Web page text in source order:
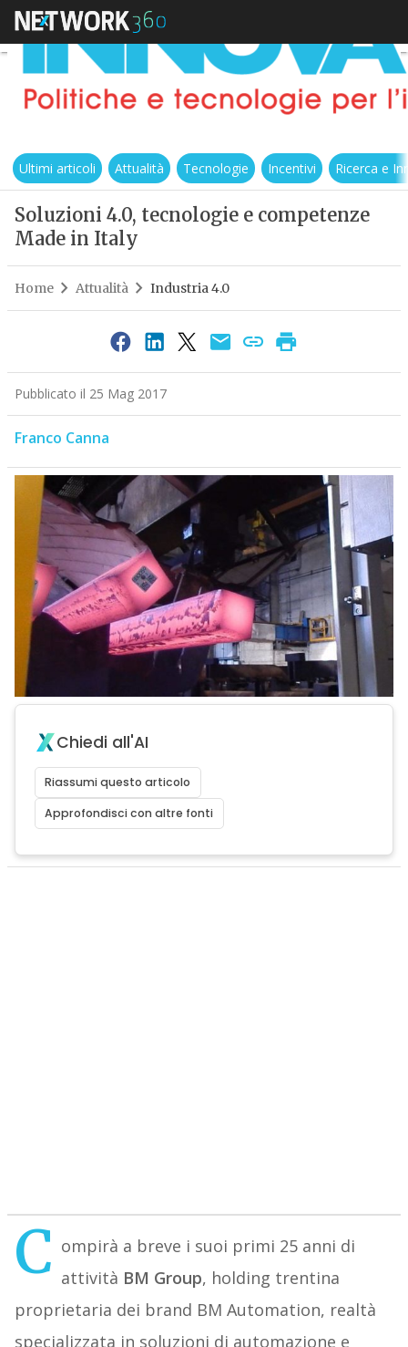
Ultimi articoli Attualità Tecnologie Incentivi Ricerca e
Soluzioni 4.0, tecnologie e competenze
Made in Italy
Home Attualità Industria 4.0
Pubblicato il 25 Mag 2017
Franco Canna
Chiedi all'AI
Riassumi questo articolo
Approfondisci con altre fonti
C ompirà a breve i suoi primi 25 anni di
attività BM Group, holding trentina
proprietaria dei brand BM Automation, realtà
specializzata in soluzioni di automazione e